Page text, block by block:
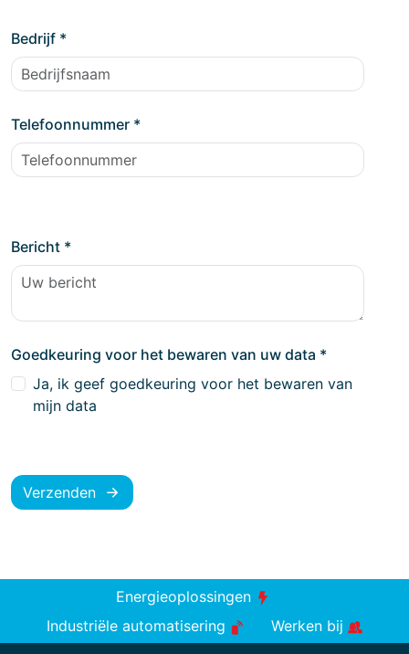
Bedrijf *
Telefoonnummer *
Bericht *
Goedkeuring voor het bewaren van uw data *
Ja, ik geef goedkeuring voor het bewaren van
mijn data
Verzenden
Energieoplossingen
Industriële automatisering
Werken bij